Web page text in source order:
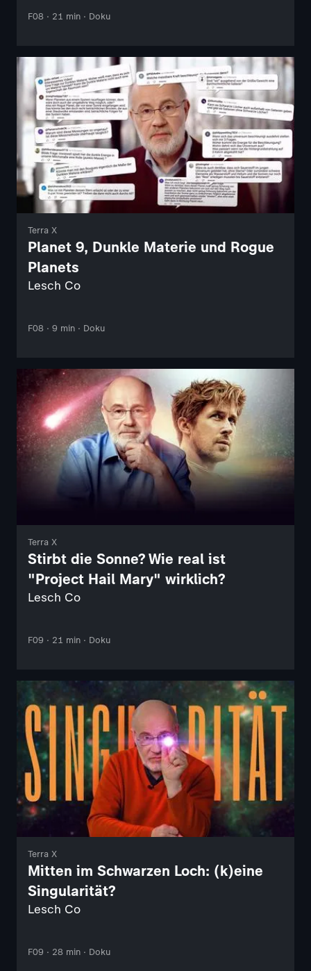
F08 · 21 min · Doku
Terra X
Planet 9, Dunkle Materie und Rogue
Planets
Lesch Co
F08 · 9 min · Doku
Terra X
Stirbt die Sonne? Wie real ist
"Project Hail Mary" wirklich?
Lesch Co
F09 · 21 min · Doku
Terra X
Mitten im Schwarzen Loch: (k)eine
Singularität?
Lesch Co
F09 · 28 min · Doku